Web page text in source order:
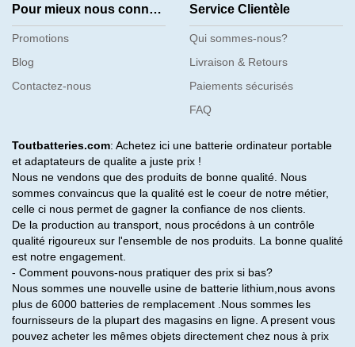
Pour mieux nous connaître
Promotions
Blog
Contactez-nous
Service Clientèle
Qui sommes-nous?
Livraison & Retours
Paiements sécurisés
FAQ
Toutbatteries.com: Achetez ici une batterie ordinateur portable
et adaptateurs de qualite a juste prix !
Nous ne vendons que des produits de bonne qualité. Nous
sommes convaincus que la qualité est le coeur de notre métier,
celle ci nous permet de gagner la confiance de nos clients.
De la production au transport, nous procédons à un contrôle
qualité rigoureux sur l'ensemble de nos produits. La bonne qualité
est notre engagement.
- Comment pouvons-nous pratiquer des prix si bas?
Nous sommes une nouvelle usine de batterie lithium,nous avons
plus de 6000 batteries de remplacement .Nous sommes les
fournisseurs de la plupart des magasins en ligne. A present vous
pouvez acheter les mêmes objets directement chez nous à prix